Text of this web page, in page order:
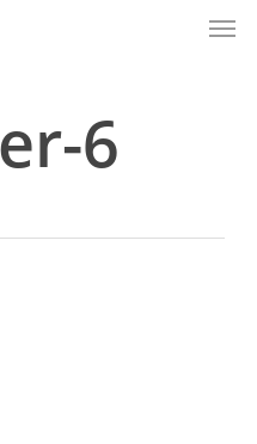
6